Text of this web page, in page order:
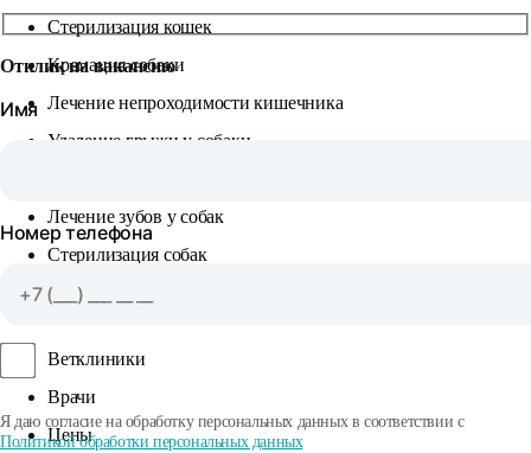
Стерилизация кошек
Кремация собаки
Лечение непроходимости кишечника
Удаление грыжи у собаки
Лечение зубов у собак
Стерилизация собак
КЛИЕНТУ
Ветклиники
Врачи
Цены
Отклик на вакансию
Имя
Номер телефона
Я даю согласие на обработку персональных данных в соответствии с
Политикой обработки персональных данных